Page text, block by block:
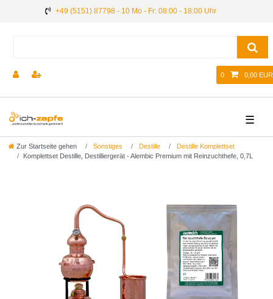
+49 (5151) 87798 - 10 Mo - Fr: 08:00 - 18:00 Uhr
0 0,00 EUR
☰
Zur Startseite gehen Sonstiges Destille
Destille Komplettset
Komplettset Destille, Destilliergerät - Alembic Premium mit Reinzuchthefe, 0,7L